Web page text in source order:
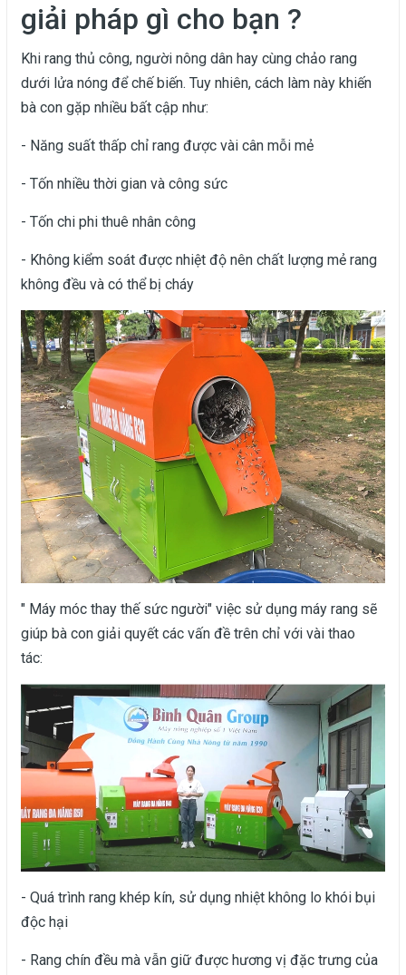
giải pháp gì cho bạn ?
Khi rang thủ công, người nông dân hay cùng chảo rang
dưới lửa nóng để chế biến. Tuy nhiên, cách làm này khiến
bà con gặp nhiều bất cập như:
- Năng suất thấp chỉ rang được vài cân mỗi mẻ
- Tốn nhiều thời gian và công sức
- Tốn chi phi thuê nhân công
- Không kiểm soát được nhiệt độ nên chất lượng mẻ rang
không đều và có thể bị cháy
" Máy móc thay thế sức người" việc sử dụng máy rang sẽ
giúp bà con giải quyết các vấn đề trên chỉ với vài thao
tác:
- Quá trình rang khép kín, sử dụng nhiệt không lo khói bụi
độc hại
- Rang chín đều mà vẫn giữ được hương vị đặc trưng của